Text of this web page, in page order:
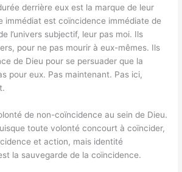
derrière eux est la marque de leur
immédiat est coïncidence immédiate de
l’univers subjectif, leur pas moi. Ils
pour ne pas mourir à eux-mêmes. Ils
de Dieu pour se persuader que la
pour eux. Pas maintenant. Pas ici,
de non-coïncidence au sein de Dieu.
toute volonté concourt à coïncider,
et action, mais identité
la sauvegarde de la coïncidence.